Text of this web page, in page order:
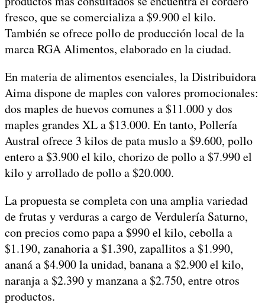
fresco, que se comercializa a $9.900 el kilo.
También se ofrece pollo de producción local de la
marca RGA Alimentos, elaborado en la ciudad.
En materia de alimentos esenciales, la Distribuidora
Aima dispone de maples con valores promocionales:
dos maples de huevos comunes a $11.000 y dos
maples grandes XL a $13.000. En tanto, Pollería
Austral ofrece 3 kilos de pata muslo a $9.600, pollo
entero a $3.900 el kilo, chorizo de pollo a $7.990 el
kilo y arrollado de pollo a $20.000.
La propuesta se completa con una amplia variedad
de frutas y verduras a cargo de Verdulería Saturno,
con precios como papa a $990 el kilo, cebolla a
$1.190, zanahoria a $1.390, zapallitos a $1.990,
ananá a $4.900 la unidad, banana a $2.900 el kilo,
naranja a $2.390 y manzana a $2.750, entre otros
productos.